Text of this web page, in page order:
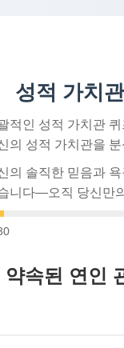
성적 가치
적인 성적 가치관
의 성적 가치관을
의 솔직한 믿음과
니다—오직 당신만
약속된 연인